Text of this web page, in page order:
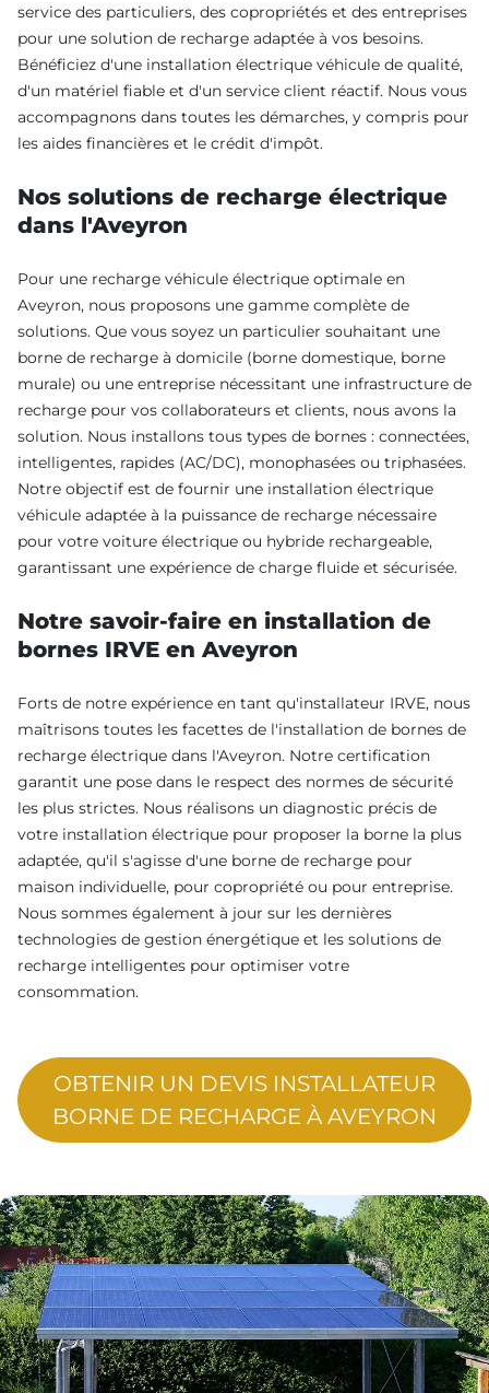
service des particuliers, des copropriétés et des entreprises
pour une solution de recharge adaptée à vos besoins.
Bénéficiez d'une installation électrique véhicule de qualité,
d'un matériel fiable et d'un service client réactif. Nous vous
accompagnons dans toutes les démarches, y compris pour
les aides financières et le crédit d'impôt.
Nos solutions de recharge électrique
dans l'Aveyron
Pour une recharge véhicule électrique optimale en
Aveyron, nous proposons une gamme complète de
solutions. Que vous soyez un particulier souhaitant une
borne de recharge à domicile (borne domestique, borne
murale) ou une entreprise nécessitant une infrastructure de
recharge pour vos collaborateurs et clients, nous avons la
solution. Nous installons tous types de bornes : connectées,
intelligentes, rapides (AC/DC), monophasées ou triphasées.
Notre objectif est de fournir une installation électrique
véhicule adaptée à la puissance de recharge nécessaire
pour votre voiture électrique ou hybride rechargeable,
garantissant une expérience de charge fluide et sécurisée.
Notre savoir-faire en installation de
bornes IRVE en Aveyron
Forts de notre expérience en tant qu'installateur IRVE, nous
maîtrisons toutes les facettes de l'installation de bornes de
recharge électrique dans l'Aveyron. Notre certification
garantit une pose dans le respect des normes de sécurité
les plus strictes. Nous réalisons un diagnostic précis de
votre installation électrique pour proposer la borne la plus
adaptée, qu'il s'agisse d'une borne de recharge pour
maison individuelle, pour copropriété ou pour entreprise.
Nous sommes également à jour sur les dernières
technologies de gestion énergétique et les solutions de
recharge intelligentes pour optimiser votre
consommation.
OBTENIR UN DEVIS INSTALLATEUR
BORNE DE RECHARGE À AVEYRON